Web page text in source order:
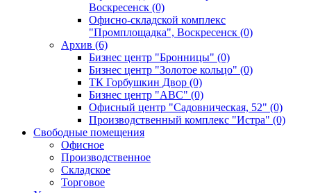
Воскресенск (0)
Офисно-складской комплекс
"Промплощадка", Воскресенск (0)
Архив (6)
Бизнес центр "Бронницы" (0)
Бизнес центр "Золотое кольцо" (0)
ТК Горбушкин Двор (0)
Бизнес центр "АВС" (0)
Офисный центр "Садовническая, 52" (0)
Производственный комплекс "Истра" (0)
Свободные помещения
Офисное
Производственное
Складское
Торговое